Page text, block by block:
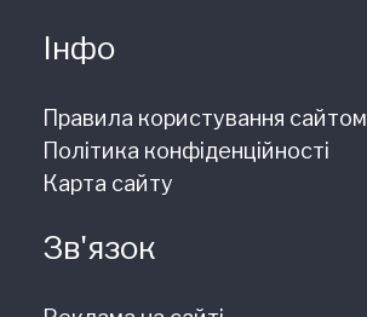
Інфо
Правила користування сайтом
Політика конфіденційності
Карта сайту
Зв'язок